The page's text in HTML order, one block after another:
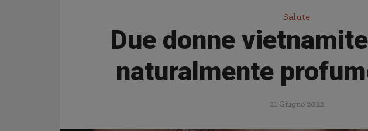
Salute
Due donne
naturalmente
21 Giugno 2022